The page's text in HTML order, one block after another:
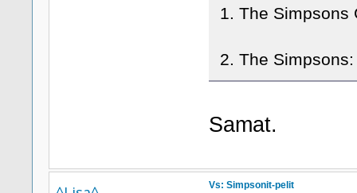
1. The Simpsons
2. The
Samat.
Vs: Simpsonit-pelit